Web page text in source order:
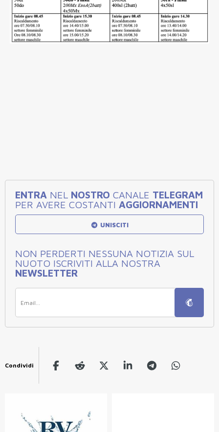
ENTRA NEL NOSTRO CANALE TELEGRAM
PER AVERE COSTANTI AGGIORNAMENTI
UNISCITI
NON PERDERTI NESSUNA NOTIZIA SUL
NUOTO ISCRIVITI ALLA NOSTRA
NEWSLETTER
Condividi